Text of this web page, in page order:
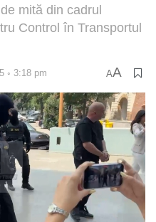
mită din cadrul
Control în Transportul
◦ 3:18 pm AA